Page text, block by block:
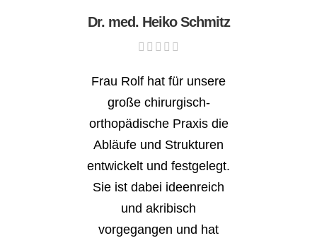
Dr. med. Heiko Schmitz
Frau Rolf hat für unsere
große chirurgisch-
orthopädische Praxis die
Abläufe und Strukturen
entwickelt und festgelegt.
Sie ist dabei ideenreich
und akribisch
vorgegangen und hat